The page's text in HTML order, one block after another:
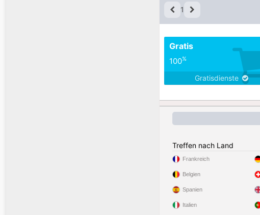
1
Gratis
100%
Gratisdienste
Treffen nach Land
Frankreich
Belgien
Spanien
Italien